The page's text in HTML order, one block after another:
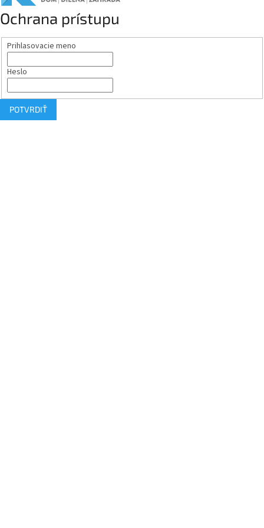
Ochrana prístupu
Prihlasovacie meno
Heslo
POTVRDIŤ